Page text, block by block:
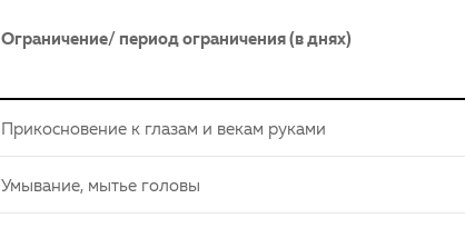
Ограничение/ период ограничения (в днях)
Прикосновение к глазам и векам руками
Умывание, мытье головы